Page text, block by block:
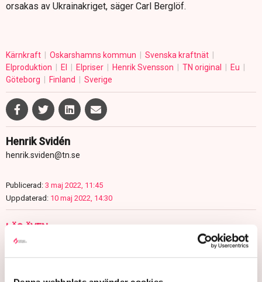
orsakas av Ukrainakriget, säger Carl Berglöf.
Kärnkraft Oskarshamns kommun
Svenska kraftnät
Elproduktion
El Elpriser Henrik Svensson TN original
Eu
Göteborg
Finland Sverige
Henrik Svidén
henrik.sviden@tn.se
Publicerad: 3 maj 2022, 11:45
Uppdaterad: 10 maj 2022, 14:30
LÄS ÄVEN
TN exklusivt: Så vill Svenska
kraftnäts nya generaldirektör
göra ett stort arbete”